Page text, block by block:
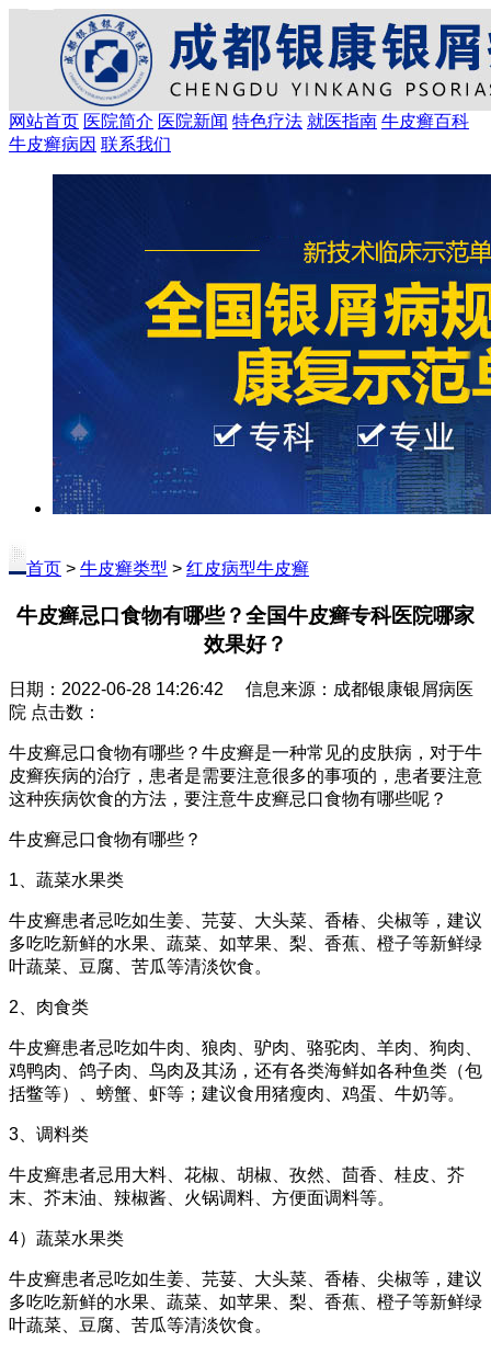
网站首页 医院简介 医院新闻 特色疗法 就医指南 牛皮癣百科
牛皮癣病因 联系我们
首页 > 牛皮癣类型 > 红皮病型牛皮癣
牛皮癣忌口食物有哪些？全国牛皮癣专科医院哪家
效果好？
日期：2022-06-28 14:26:42 信息来源：成都银康银屑病医
院 点击数：
牛皮癣忌口食物有哪些？牛皮癣是一种常见的皮肤病，对于牛
皮癣疾病的治疗，患者是需要注意很多的事项的，患者要注意
这种疾病饮食的方法，要注意牛皮癣忌口食物有哪些呢？
牛皮癣忌口食物有哪些？
1、蔬菜水果类
牛皮癣患者忌吃如生姜、芫荽、大头菜、香椿、尖椒等，建议
多吃吃新鲜的水果、蔬菜、如苹果、梨、香蕉、橙子等新鲜绿
叶蔬菜、豆腐、苦瓜等清淡饮食。
2、肉食类
牛皮癣患者忌吃如牛肉、狼肉、驴肉、骆驼肉、羊肉、狗肉、
鸡鸭肉、鸽子肉、鸟肉及其汤，还有各类海鲜如各种鱼类（包
括鳖等）、螃蟹、虾等；建议食用猪瘦肉、鸡蛋、牛奶等。
3、调料类
牛皮癣患者忌用大料、花椒、胡椒、孜然、茴香、桂皮、芥
末、芥末油、辣椒酱、火锅调料、方便面调料等。
4）蔬菜水果类
牛皮癣患者忌吃如生姜、芫荽、大头菜、香椿、尖椒等，建议
多吃吃新鲜的水果、蔬菜、如苹果、梨、香蕉、橙子等新鲜绿
叶蔬菜、豆腐、苦瓜等清淡饮食。